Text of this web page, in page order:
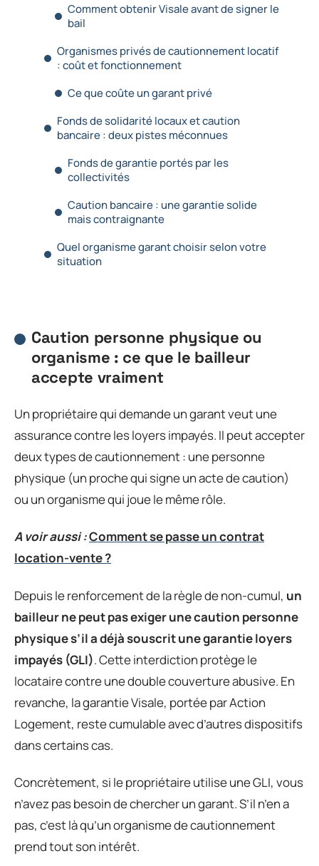
Comment obtenir Visale avant de signer le
bail
Organismes privés de cautionnement locatif
: coût et fonctionnement
Ce que coûte un garant privé
Fonds de solidarité locaux et caution
bancaire : deux pistes méconnues
Fonds de garantie portés par les
collectivités
Caution bancaire : une garantie solide
mais contraignante
Quel organisme garant choisir selon votre
situation
Caution personne physique ou
organisme : ce que le bailleur
accepte vraiment
Un propriétaire qui demande un garant veut une
assurance contre les loyers impayés. Il peut accepter
deux types de cautionnement : une personne
physique (un proche qui signe un acte de caution)
ou un organisme qui joue le même rôle.
A voir aussi :Comment se passe un contrat
location-vente ?
Depuis le renforcement de la règle de non-cumul, un
bailleur ne peut pas exiger une caution personne
physique s’il a déjà souscrit une garantie loyers
impayés (GLI). Cette interdiction protège le
locataire contre une double couverture abusive. En
revanche, la garantie Visale, portée par Action
Logement, reste cumulable avec d’autres dispositifs
dans certains cas.
Concrètement, si le propriétaire utilise une GLI, vous
n’avez pas besoin de chercher un garant. S’il n’en a
pas, c’est là qu’un organisme de cautionnement
prend tout son intérêt.